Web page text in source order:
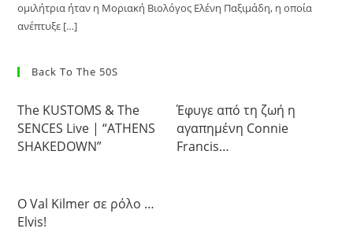
ομιλήτρια ήταν η Μοριακή Βιολόγος Ελένη Παξιμάδη, η οποία
ανέπτυξε […]
Back To The 50S
The KUSTOMS & The
SENCES Live | “ATHENS
SHAKEDOWN”
Έφυγε από τη ζωή η
αγαπημένη Connie
Francis…
Ο Val Kilmer σε ρόλο …
Elvis!